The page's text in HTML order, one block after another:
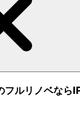
フルリノベなら